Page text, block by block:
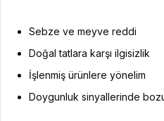
Sebze ve meyve reddi
Doğal tatlara karşı ilgisizlik
İşlenmiş ürünlere yönelim
Doygunluk sinyallerinde